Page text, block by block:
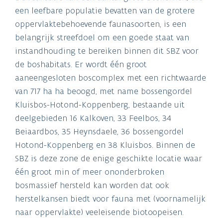
een leefbare populatie bevatten van de grotere
oppervlaktebehoevende faunasoorten, is een
belangrijk streefdoel om een goede staat van
instandhouding te bereiken binnen dit SBZ voor
de boshabitats. Er wordt één groot
aaneengesloten boscomplex met een richtwaarde
van 717 ha ha beoogd, met name bossengordel
Kluisbos-Hotond-Koppenberg, bestaande uit
deelgebieden 16 Kalkoven, 33 Feelbos, 34
Beiaardbos, 35 Heynsdaele, 36 bossengordel
Hotond-Koppenberg en 38 Kluisbos. Binnen de
SBZ is deze zone de enige geschikte locatie waar
één groot min of meer ononderbroken
bosmassief hersteld kan worden dat ook
herstelkansen biedt voor fauna met (voornamelijk
naar oppervlakte) veeleisende biotoopeisen.